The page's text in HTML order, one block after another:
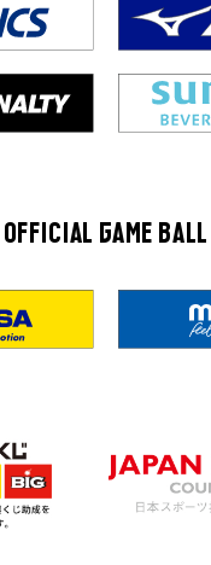
OFFICIAL GAME BALL